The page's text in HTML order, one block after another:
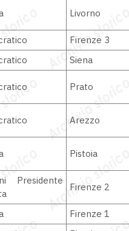
Livorno
Firenze 3
Siena
Prato
Arezzo
Pistoia
Presidente
Firenze 2
Firenze 1